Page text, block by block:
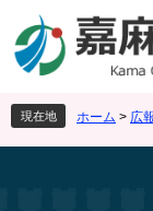
ジ
先
頭
で
ュ
を
飛
ば
現在地 ホーム > 広